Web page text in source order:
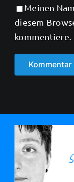
Meinen
diesem
kommentiere.